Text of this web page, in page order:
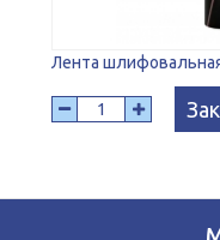
Лента